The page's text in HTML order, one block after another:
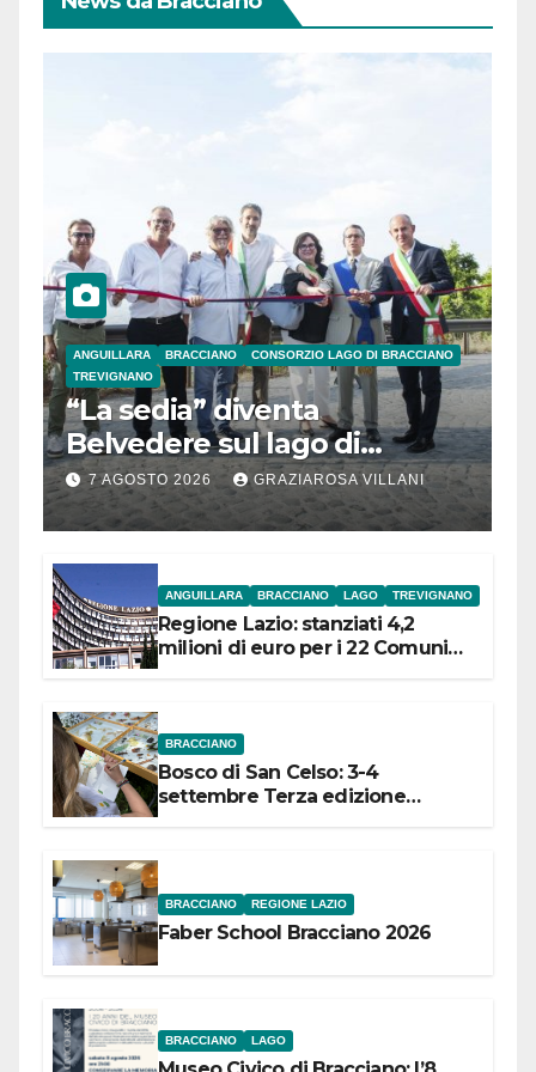
ANGUILLARA BRACCIANO
CONSORZIO LAGO DI BRACCIANO
TREVIGNANO
“La sedia” diventa
Belvedere sul lago di
Bracciano: ieri
l’inaugurazione
7 AGOSTO 2026 GRAZIAROSA VILLANI
ANGUILLARA BRACCIANO LAGO TREVIGNANO
Regione Lazio: stanziati 4,2
milioni di euro per i 22 Comuni
BRACCIANO
Bosco di San Celso: 3-4
settembre Terza edizione
BRACCIANO REGIONE LAZIO
Faber School Bracciano 2026
BRACCIANO LAGO